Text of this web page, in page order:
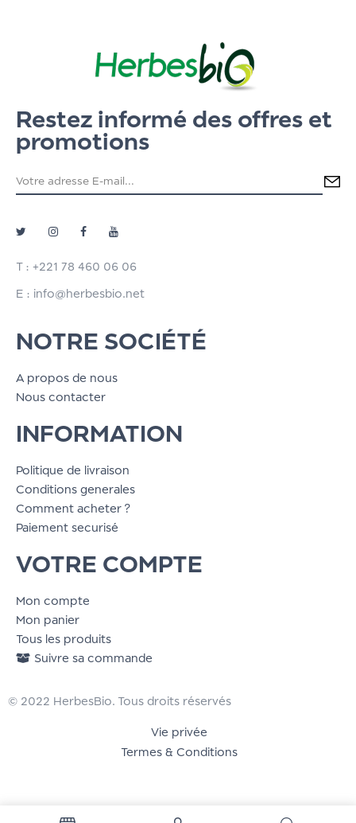
Restez informé des offres et
promotions
T : +221 78 460 06 06
E : info@herbesbio.net
NOTRE SOCIÉTÉ
A propos de nous
Nous contacter
INFORMATION
Politique de livraison
Conditions generales
Comment acheter ?
Paiement securisé
VOTRE COMPTE
Mon compte
Mon panier
Tous les produits
Suivre sa commande
© 2022 HerbesBio. Tous droits réservés
Vie privée
Termes & Conditions